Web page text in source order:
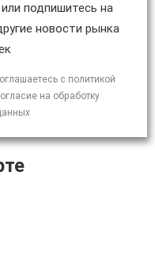
подпишитесь на
новости рынка
с политикой
на обработку